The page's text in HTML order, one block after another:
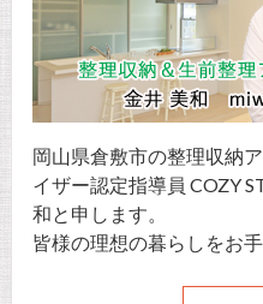
岡山県倉敷市の整理収納
イザー認定指導員 COZY
和と申します。
皆様の理想の暮らしをお手